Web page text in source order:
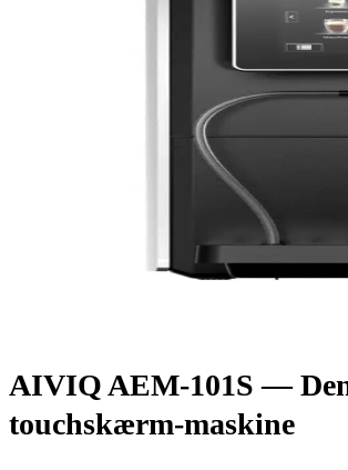
AIVIQ AEM-101S —
touchskærm-maskine